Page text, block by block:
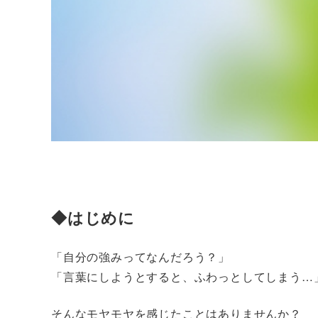
◆はじめに
「自分の強みってなんだろう？」
「言葉にしようとすると、ふわっとしてしまう…
そんなモヤモヤを感じたことはありませんか？